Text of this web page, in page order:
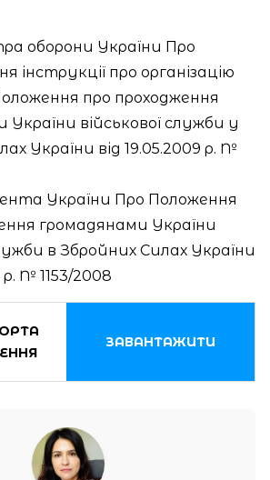
оборони України Про
інструкції про організацію
про проходження
військової служби у
України від 19.05.2009 р. №
України Про Положення
громадянами України
в Збройних Силах України
р. № 1153/2008
ЗАВАНТАЖИТИ